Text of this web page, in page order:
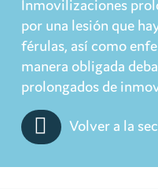
Inmovilizaciones
por una lesión que
férulas, así como
manera obligada
prolongados de
Volver a la